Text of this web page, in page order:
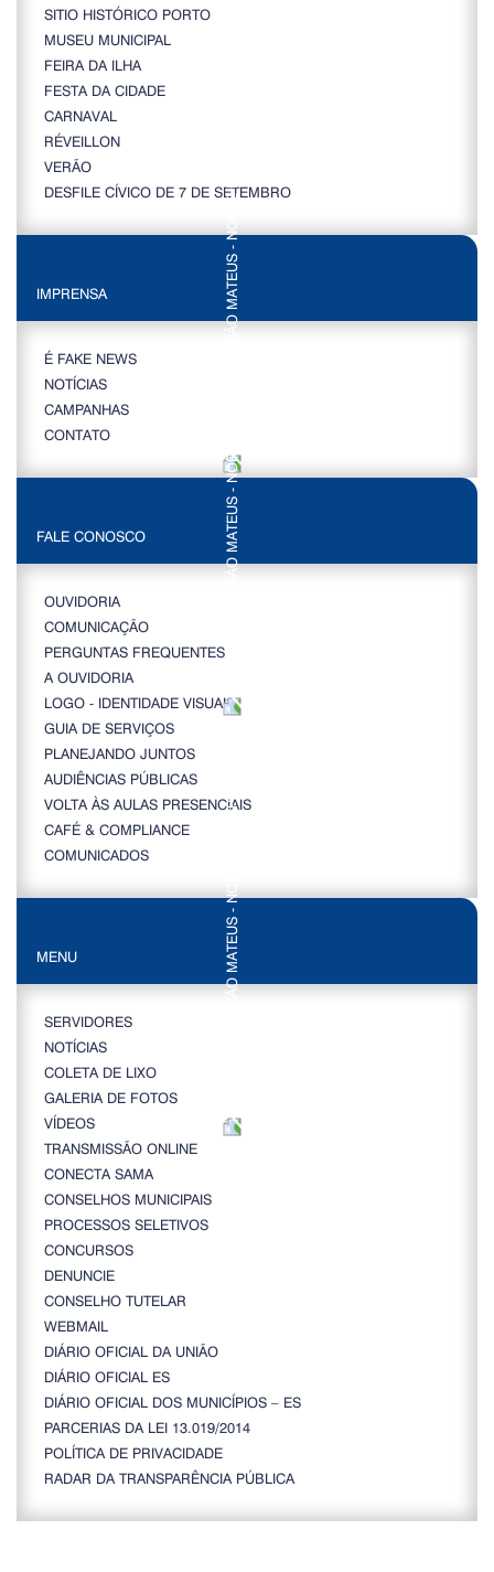
SITIO HISTÓRICO PORTO
MUSEU MUNICIPAL
FEIRA DA ILHA
FESTA DA CIDADE
CARNAVAL
RÉVEILLON
VERÃO
DESFILE CÍVICO DE 7 DE SETEMBRO
IMPRENSA
É FAKE NEWS
NOTÍCIAS
CAMPANHAS
CONTATO
FALE CONOSCO
OUVIDORIA
COMUNICAÇÃO
PERGUNTAS FREQUENTES
A OUVIDORIA
LOGO - IDENTIDADE VISUAL
GUIA DE SERVIÇOS
PLANEJANDO JUNTOS
AUDIÊNCIAS PÚBLICAS
VOLTA ÀS AULAS PRESENCIAIS
CAFÉ & COMPLIANCE
COMUNICADOS
MENU
SERVIDORES
NOTÍCIAS
COLETA DE LIXO
GALERIA DE FOTOS
VÍDEOS
TRANSMISSÃO ONLINE
CONECTA SAMA
CONSELHOS MUNICIPAIS
PROCESSOS SELETIVOS
CONCURSOS
DENUNCIE
CONSELHO TUTELAR
WEBMAIL
DIÁRIO OFICIAL DA UNIÃO
DIÁRIO OFICIAL ES
DIÁRIO OFICIAL DOS MUNICÍPIOS – ES
PARCERIAS DA LEI 13.019/2014
POLÍTICA DE PRIVACIDADE
RADAR DA TRANSPARÊNCIA PÚBLICA